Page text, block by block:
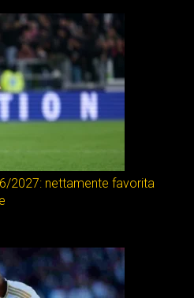
2027: nettamente favorita